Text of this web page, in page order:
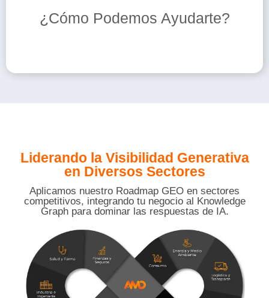
¿Cómo Podemos Ayudarte?
Liderando la Visibilidad Generativa
en Diversos Sectores
Aplicamos nuestro Roadmap GEO en sectores
competitivos, integrando tu negocio al Knowledge
Graph para dominar las respuestas de IA.